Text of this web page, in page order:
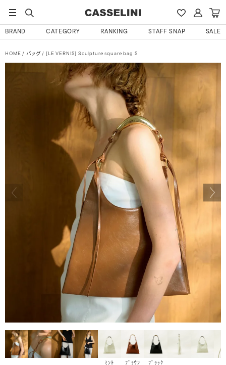
BRAND CATEGORY RANKING STAFF SNAP SALE
HOME バッグ [LE VERNIS] Sculpture square bag S
ﾐﾝﾄ ﾌﾞﾗｳﾝ ﾌﾞﾗｯｸ